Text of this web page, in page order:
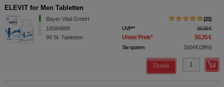
ELEVIT for Men Tabletten
Bayer Vital GmbH
16584888
90 St Tabletten
21
UVP** 69,99 €
Unser Preis* 50,35 €
Sie sparen 19,64 € (28%)
Details